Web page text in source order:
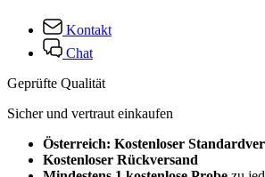
Kontakt
Chat
Geprüfte Qualität
Sicher und vertraut einkaufen
Österreich: Kostenloser
Kostenloser Rückversand